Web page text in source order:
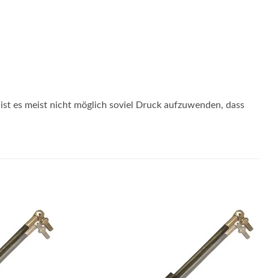
es meist nicht möglich soviel Druck aufzuwenden, dass